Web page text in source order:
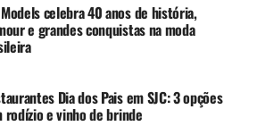
celebra 40 anos de história,
e grandes conquistas na moda
Dia dos Pais em SJC: 3 opções
rodízio e vinho de brinde